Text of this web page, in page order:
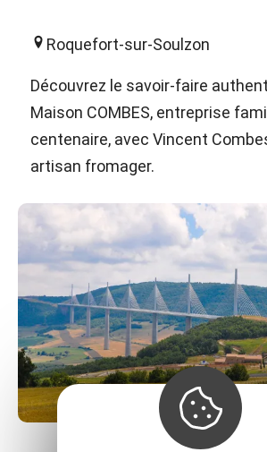
Roquefort-sur-Soulzon
Découvrez le savoir-faire
Maison COMBES, entreprise
centenaire, avec Vincent
artisan fromager.